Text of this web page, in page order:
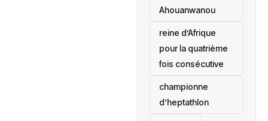
Ahouanwanou
reine d’Afrique
pour la quatrième
fois consécutive
championne
d’heptathlon